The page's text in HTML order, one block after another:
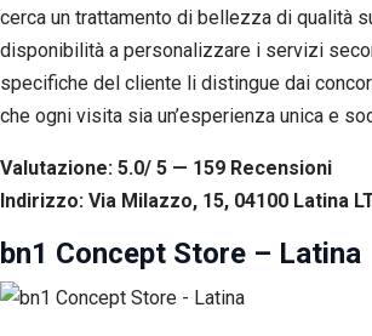
cerca un trattamento di bellezza di qualità
disponibilità a personalizzare i servizi
specifiche del cliente li distingue dai
che ogni visita sia un’esperienza unica e
Valutazione: 5.0/ 5 — 159 Recensioni
Indirizzo: Via Milazzo, 15, 04100 Latina
bn1 Concept Store – Latina